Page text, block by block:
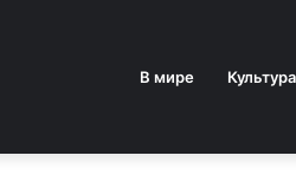
В мире Культура